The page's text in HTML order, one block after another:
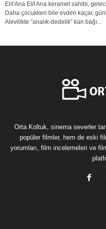
Elif Ana Elif Ana keramet sahibi,
Daha çocukken bile evden kaçar,
Alevilikte “analık-dedelik” kan bağı...
Orta Koltuk, sinema severler
popüler filmler, hem de eski
yorumları, film incelemeleri ve